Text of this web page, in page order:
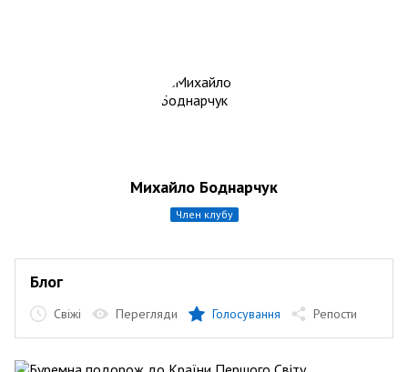
Михайло Боднарчук
член клубу
Блог
Свіжі Перегляди Голосування Репости